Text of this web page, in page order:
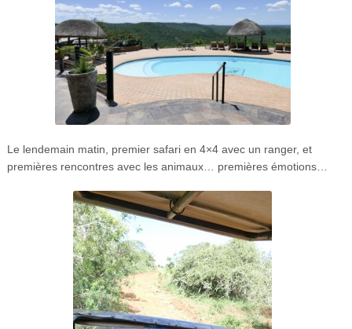
Le lendemain matin, premier safari en 4×4 avec un ranger, et
premières rencontres avec les animaux… premières émotions…